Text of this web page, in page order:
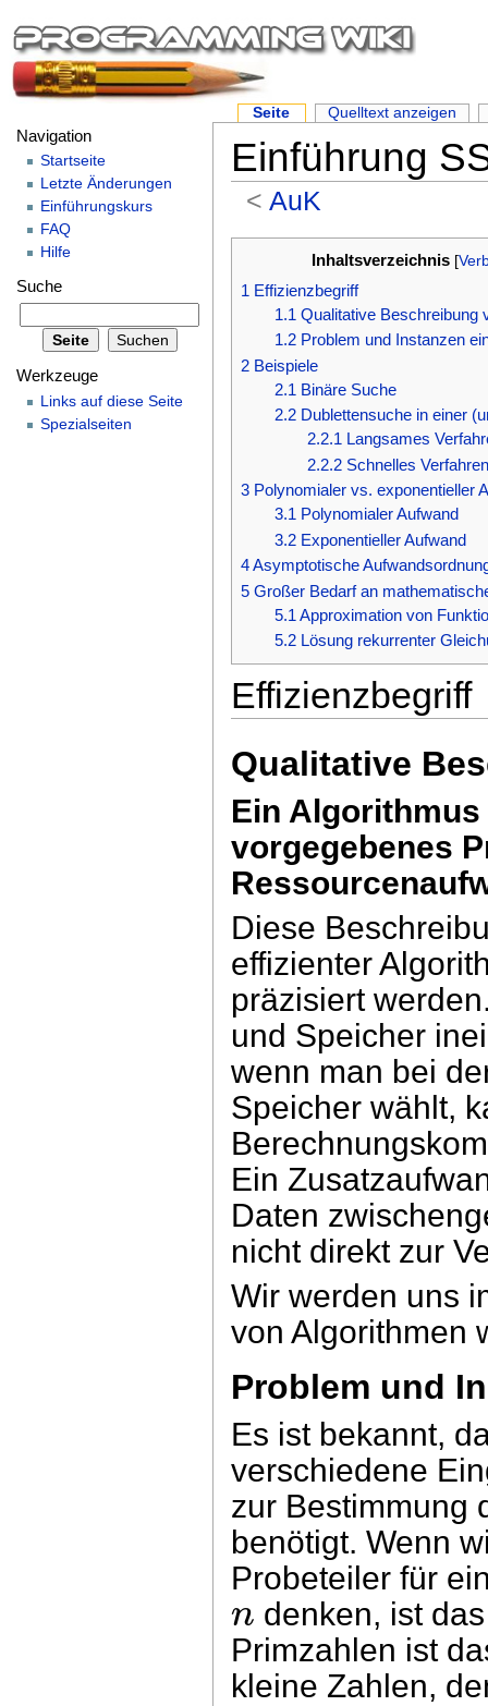
Einführung
< AuK
Inhaltsverzeichnis [
1 Effizienzbegriff
1.1 Qualitative Beschreibung
1.2 Problem und Instanzen
2 Beispiele
2.1 Binäre Suche
2.2 Dublettensuche in einer
2.2.1 Langsames
2.2.2 Schnelles Verfahren
3 Polynomialer vs. exponentieller
3.1 Polynomialer Aufwand
3.2 Exponentieller Aufwand
4Asymptotische
5 Großer Bedarf an
5.1 Approximation von
5.2 Lösung rekurrenter
Effizienzbegriff
Qualitative
Ein
vorgegebenes
Diese
effizienter
präzisiert
und Speicher
wenn man bei
Speicher wählt,
Ein
Daten
nicht direkt zur
Wir werden uns
von Algorithmen
Problem und
Es ist bekannt,
verschiedene
zur Bestimmung
benötigt. Wenn
Probeteiler für
n denken, ist
Primzahlen ist
kleine Zahlen,
Seite Quelltext anzeigen
Navigation
Startseite
Letzte Änderungen
Einführungskurs
FAQ
Hilfe
Suche
Werkzeuge
Links auf diese Seite
Spezialseiten